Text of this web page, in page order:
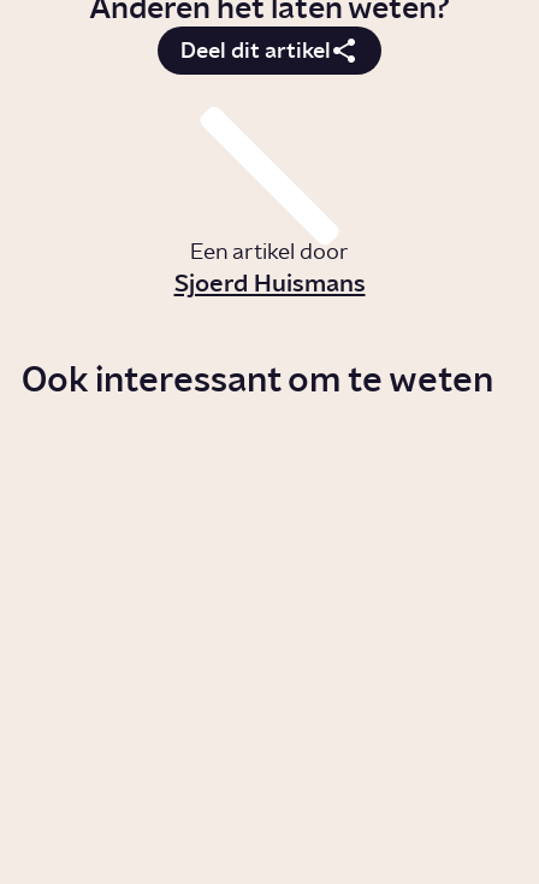
Anderen het laten weten?
Deel dit artikel
Een artikel door
Sjoerd Huismans
Ook interessant om te weten